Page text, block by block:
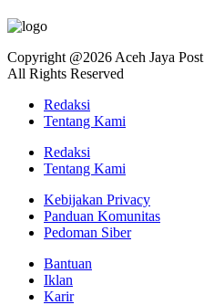
Copyright @2026 Aceh Jaya Post
All Rights Reserved
Redaksi
Tentang Kami
Redaksi
Tentang Kami
Kebijakan Privacy
Panduan Komunitas
Pedoman Siber
Bantuan
Iklan
Karir